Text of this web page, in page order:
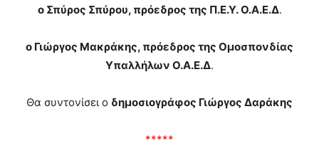
ο Σπύρος Σπύρου, πρόεδρος της Π.Ε.Υ. Ο.Α.Ε.Δ.
ο Γιώργος Μακράκης, πρόεδρος της Ομοσπονδίας
Υπαλλήλων Ο.Α.Ε.Δ.
Θα συντονίσει ο δημοσιογράφος Γιώργος Δαράκης
*****